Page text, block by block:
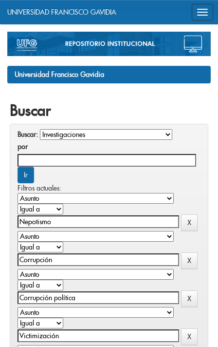
navigation
UNIVERSIDAD FRANCISCO GAVIDIA
Universidad Francisco Gavidia
Buscar
Buscar:
por
Filtros actuales: